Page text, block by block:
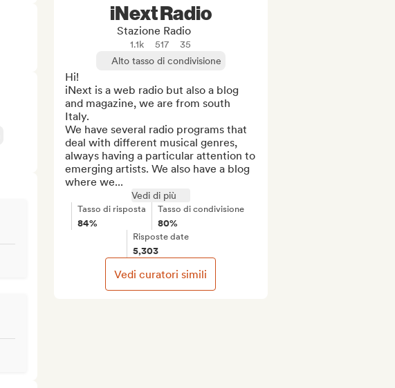
iNext Radio
Stazione Radio
1.1k 517
35
Alto tasso di condivisione
Hi!
iNext is a web radio but also a blog
and magazine, we are from south
Italy.
We have several radio programs that
deal with different musical genres,
always having a particular attention to
emerging artists. We also have a blog
where we...
Vedi di più
Tasso di risposta
84%
Tasso di condivisione
80%
Risposte date
5,303
Vedi curatori simili